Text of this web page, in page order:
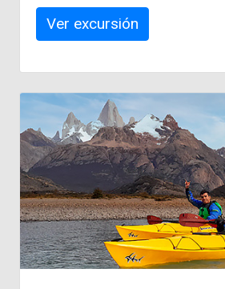
Ver excursión